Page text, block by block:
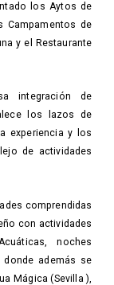
los Aytos de
Campamentos de
y el Restaurante
integración de
los lazos de
experiencia y los
de actividades
comprendidas
con actividades
noches
además se
Mágica (Sevilla ),